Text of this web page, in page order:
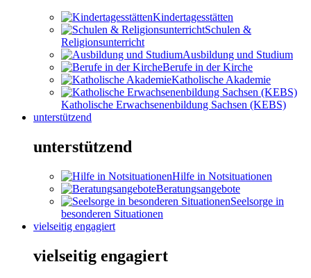
Kindertagesstätten
Schulen &
Religionsunterricht
Ausbildung und Studium
Berufe in der Kirche
Katholische Akademie
Katholische Erwachsenenbildung Sachsen (KEBS)
unterstützend
unterstützend
Hilfe in Notsituationen
Beratungsangebote
Seelsorge in
besonderen Situationen
vielseitig engagiert
vielseitig engagiert